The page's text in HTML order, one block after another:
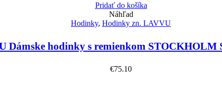
Pridať do košíka
Náhľad
Hodinky, Hodinky zn. LAVVU
Dámske hodinky s remienkom STOCKHOLM
€75.10